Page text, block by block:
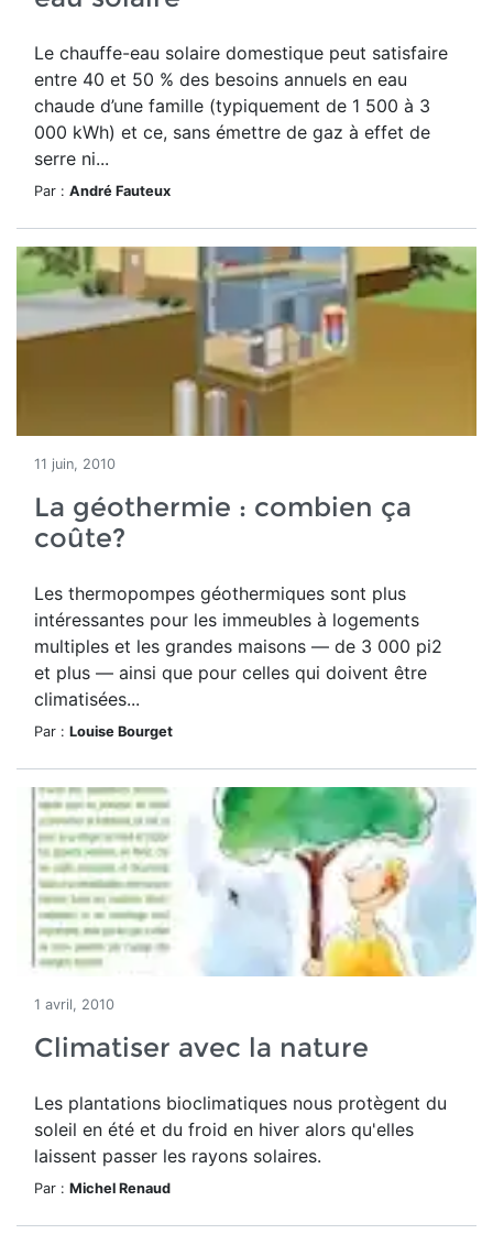
Le chauffe-eau solaire domestique peut satisfaire
entre 40 et 50 % des besoins annuels en eau
chaude d’une famille (typiquement de 1 500 à 3
000 kWh) et ce, sans émettre de gaz à effet de
serre ni...
Par : André Fauteux
11 juin, 2010
La géothermie : combien ça
coûte?
Les thermopompes géothermiques sont plus
intéressantes pour les immeubles à logements
multiples et les grandes maisons — de 3 000 pi2
et plus — ainsi que pour celles qui doivent être
climatisées...
Par : Louise Bourget
1 avril, 2010
Climatiser avec la nature
Les plantations bioclimatiques nous protègent du
soleil en été et du froid en hiver alors qu'elles
laissent passer les rayons solaires.
Par : Michel Renaud